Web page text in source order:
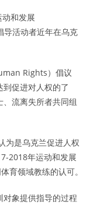
和发展
导活动者近年在乌克
Rights）倡议
促进对人权的了
流离失所者共同组
为是乌克兰促进人权
2018年运动和发展
育领域教练的认可。
象提供指导的过程